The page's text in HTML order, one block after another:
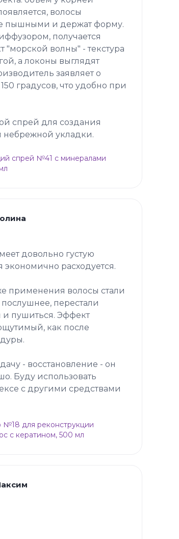
волосы
пышными и держат форму.
получается
"морской волны" - текстура
а локоны выглядят
заявляет о
градусов, что удобно при
спрей для создания
небрежной укладки.
спрей №41 с минералами
довольно густую
экономично расходуется.
применения волосы стали
перестали
и пушиться. Эффект
как после
- восстановление - он
Буду использовать
с другими средствами
для реконструкции
с кератином, 500 мл